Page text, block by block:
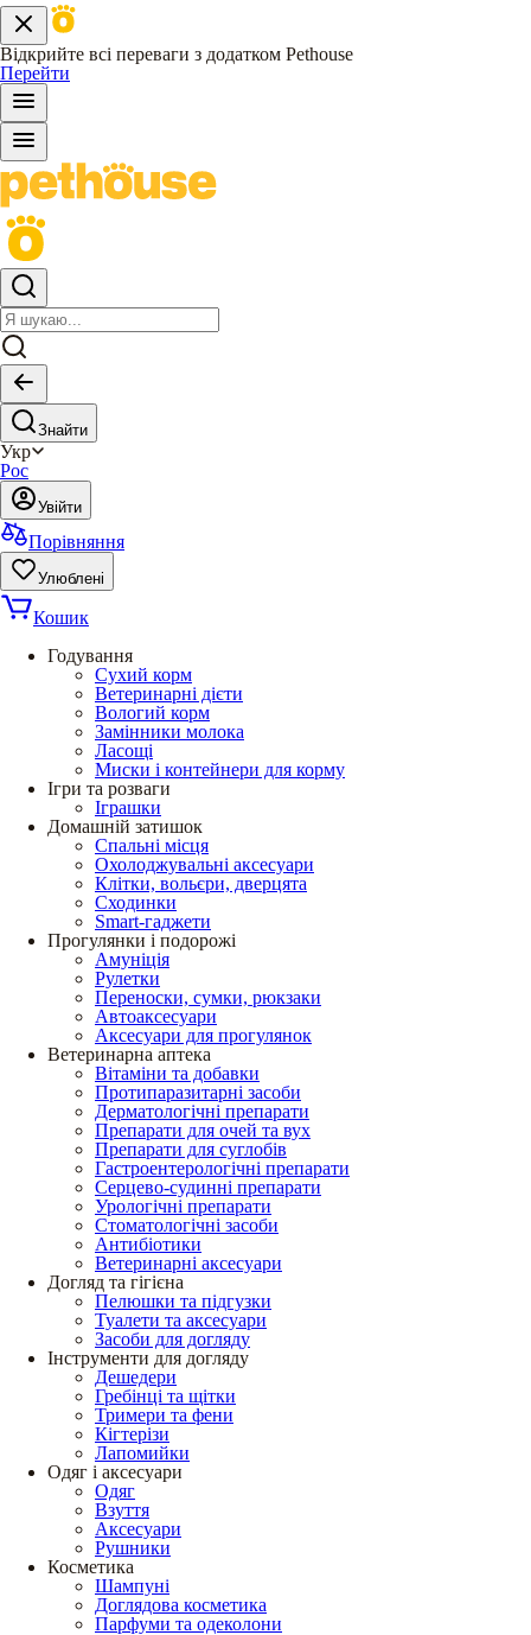
Відкрийте всі переваги з додатком Pethouse
Перейти
Знайти
Укр
Рос
Увійти
Порівняння
Улюблені
Кошик
Годування
Сухий корм
Ветеринарні дієти
Вологий корм
Замінники молока
Ласощі
Миски і контейнери для корму
Ігри та розваги
Іграшки
Домашній затишок
Спальні місця
Охолоджувальні аксесуари
Клітки, вольєри, дверцята
Сходинки
Smart-гаджети
Прогулянки і подорожі
Амуніція
Рулетки
Переноски, сумки, рюкзаки
Автоаксесуари
Аксесуари для прогулянок
Ветеринарна аптека
Вітаміни та добавки
Протипаразитарні засоби
Дерматологічні препарати
Препарати для очей та вух
Препарати для суглобів
Гастроентерологічні препарати
Серцево-судинні препарати
Урологічні препарати
Стоматологічні засоби
Антибіотики
Ветеринарні аксесуари
Догляд та гігієна
Пелюшки та підгузки
Туалети та аксесуари
Засоби для догляду
Інструменти для догляду
Дешедери
Гребінці та щітки
Тримери та фени
Кігтерізи
Лапомийки
Одяг і аксесуари
Одяг
Взуття
Аксесуари
Рушники
Косметика
Шампуні
Доглядова косметика
Парфуми та одеколони